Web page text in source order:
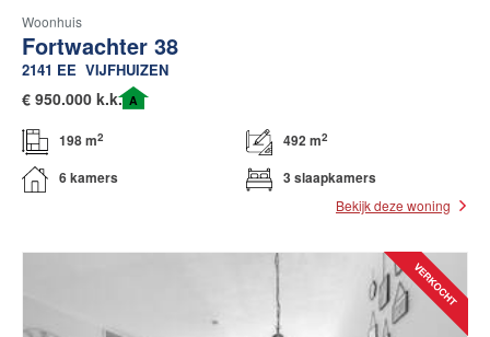
Woonhuis
Fortwachter 38
2141 EE VIJFHUIZEN
€ 950.000 k.k. A
198 m2 492 m2
6 kamers 3 slaapkamers
Bekijk deze woning